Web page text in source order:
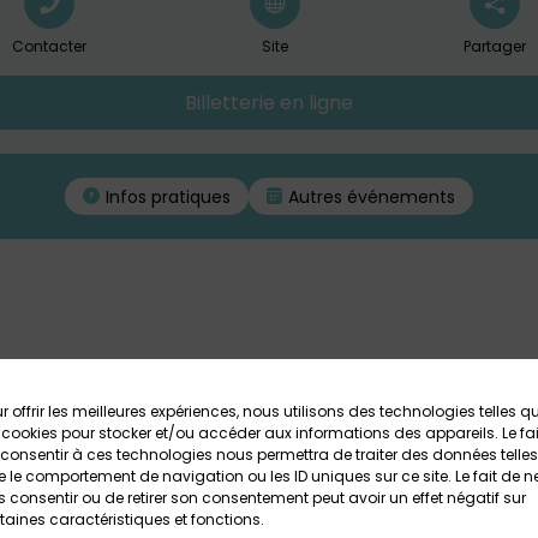
offrir les meilleures expériences, nous utilisons des technologies telles
pour stocker et/ou accéder aux informations des appareils. Le
à ces technologies nous permettra de traiter des données telles
le comportement de navigation ou les ID uniques sur ce site. Le fait de
consentir ou de retirer son consentement peut avoir un effet négatif sur
caractéristiques et fonctions.
Contacter Site Partager
Billetterie en ligne
Infos pratiques Autres événements
piste ou Chasse aux [K]uriosités à
Kurieux pendant les vacances d’été, au Domaine de
JEU DE PISTE
du Domaine de Lanniron en résolvant plusieurs énigmes